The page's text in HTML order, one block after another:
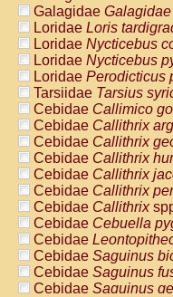
Galagidae Galagidae
Loridae Loris
Loridae Nycticebus
Loridae Nycticebus
Loridae Perodicticus
Tarsiidae Tarsius
Cebidae Callimico
Cebidae Callithrix
Cebidae Callithrix
Cebidae Callithrix
Cebidae Callithrix
Cebidae Callithrix
Cebidae Callithrix
Cebidae Cebuella
Cebidae
Cebidae Saguinus
Cebidae Saguinus
Cebidae Saguinus